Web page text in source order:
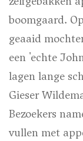
boomgaard.
geaaid
een 'echte
lagen lange
Gieser
Bezoekers
vullen met